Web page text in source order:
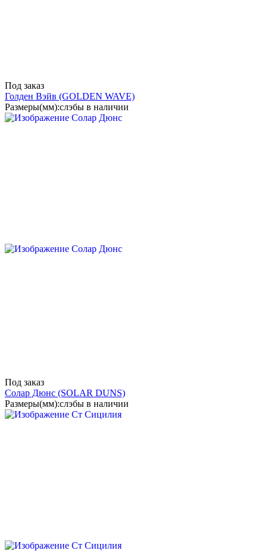
Под заказ
Голден Вэйв (GOLDEN WAVE)
Размеры(мм):слэбы в наличии
Под заказ
Солар Дюнс (SOLAR DUNS)
Размеры(мм):слэбы в наличии